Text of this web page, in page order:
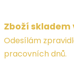
Zboží skladem
Odesílám
pracovních dnů.